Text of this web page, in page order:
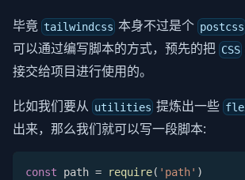
毕竟 tailwindcss 本身不过是个 postcss
可以通过编写脚本的方式，预先的把 CSS
接交给项目进行使用的。
比如我们要从 utilities 提炼出一些
出来，那么我们就可以写一段脚本:
const path = require( 'path' )